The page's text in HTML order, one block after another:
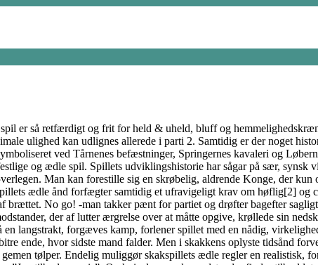
er så retfærdigt og frit for held & uheld, bluff og
ulighed kan udlignes allerede i parti 2. Samtidig er der noget
ved Tårnenes befæstninger, Springernes kavaleri og
og ædle spil. Spillets udviklingshistorie har sågar på sær, synsk
Man kan forestille sig en skrøbelig, aldrende Konge, der
ædle ånd forfægter samtidig et ufravigeligt krav om høflig[2] og
No go! -man takker pænt for partiet og drøfter bagefter
der af lutter ærgrelse over at måtte opgive, krøllede sin
langstrakt, forgæves kamp, forlener spillet med en nådig,
ende, hvor sidste mand falder. Men i skakkens oplyste tidsånd
tølper. Endelig muliggør skakspillets ædle regler en realistisk,